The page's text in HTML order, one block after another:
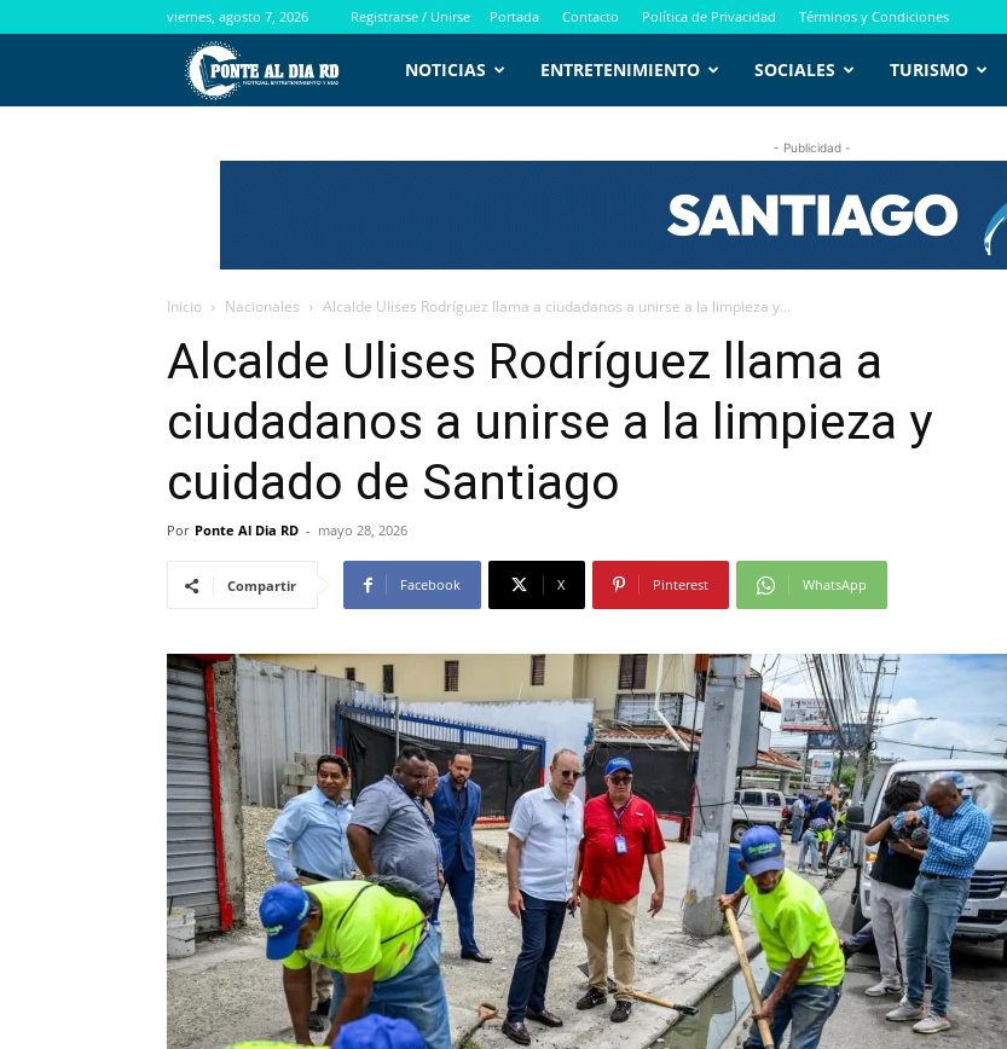
viernes, agosto 7, 2026 Registrarse / Unirse Portada Contacto Política de Privacidad Términos y Condiciones
PontealdiaRD.com
NOTICIAS ENTRETENIMIENTO SOCIALES TURISMO
- Publicidad -
Inicio Nacionales Alcalde Ulises Rodríguez llama a ciudadanos a unirse a la limpieza y...
Alcalde Ulises Rodríguez llama a
ciudadanos a unirse a la limpieza y
cuidado de Santiago
Por Ponte Al Dia RD - mayo 28, 2026
Compartir Facebook X Pinterest WhatsApp